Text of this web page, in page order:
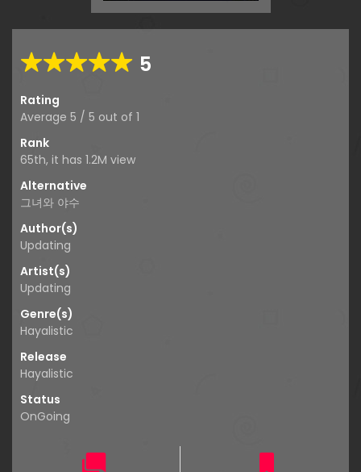
5
Rating
Average 5 / 5 out of 1
Rank
65th, it has 1.2M view
Alternative
그녀와 야수
Author(s)
Updating
Artist(s)
Updating
Genre(s)
Hayalistic
Release
Hayalistic
Status
OnGoing